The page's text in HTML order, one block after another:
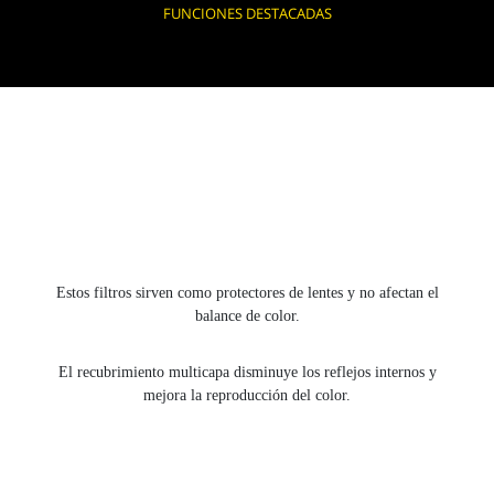
FUNCIONES DESTACADAS
Estos filtros sirven como protectores de lentes y no afectan el
balance de color.
El recubrimiento multicapa disminuye los reflejos internos y
mejora la reproducción del color.